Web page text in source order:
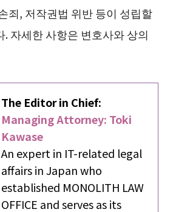
죄, 저작권법 위반 등이 성립할
자세한 사항은 변호사와 상의
The Editor in Chief:
Managing Attorney: Toki
Kawase
An expert in IT-related legal
affairs in Japan who
established MONOLITH LAW
OFFICE and serves as its